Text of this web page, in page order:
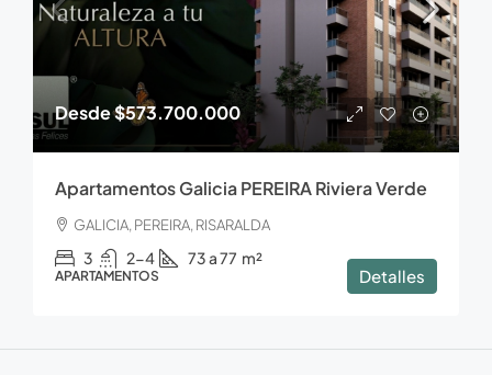
Desde$573.700.000
Apartamentos Galicia PEREIRA Riviera Verde
GALICIA, PEREIRA, RISARALDA
3 2-4 73 a 77 m²
APARTAMENTOS Detalles